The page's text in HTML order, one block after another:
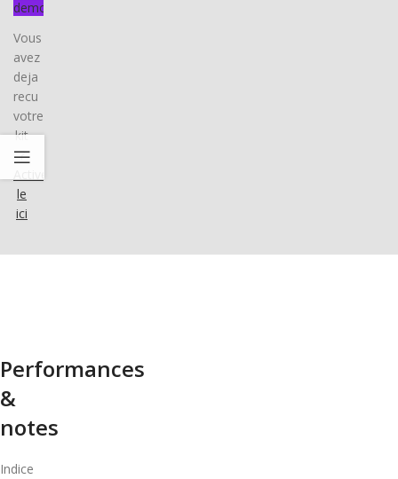
demo
Vous
avez
deja
recu
votre
kit
?
le
ici
Performances
&
notes
Indice